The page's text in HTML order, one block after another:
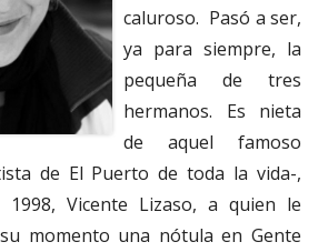
caluroso. Pasó a ser,
ya para siempre, la
pequeña de tres
hermanos. Es nieta
de aquel famoso
de El Puerto de toda la vida-,
1998, Vicente Lizaso, a quien le
momento una nótula en Gente